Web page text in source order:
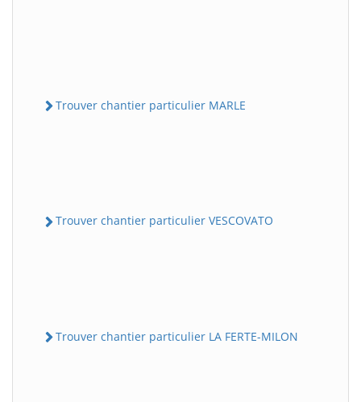
Trouver chantier particulier MARLE
Trouver chantier particulier VESCOVATO
Trouver chantier particulier LA FERTE-MILON